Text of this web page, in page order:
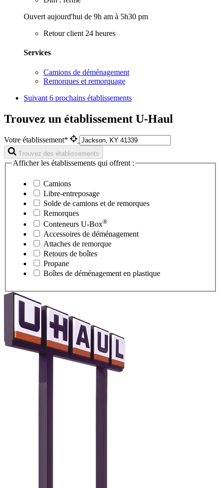
Ouvert aujourd'hui de 9h am à 5h30 pm
Retour client 24 heures
Services
Camions de déménagement
Remorques et remorquage
Suivant 6 prochains établissements
Trouvez un établissement U-Haul
Votre établissement*
Trouvez des établissements
Afficher les établissements qui offrent :
Camions
Libre-entreposage
Solde de camions et de remorques
Remorques
Conteneurs U-Box®
Accessoires de déménagement
Attaches de remorque
Retours de boîtes
Propane
Boîtes de déménagement en plastique